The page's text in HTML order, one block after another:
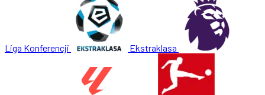
Liga Konferencji Ekstraklasa